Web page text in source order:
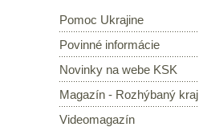
Pomoc Ukrajine
Povinné informácie
Novinky na webe KSK
Magazín - Rozhýbaný kraj
Videomagazín